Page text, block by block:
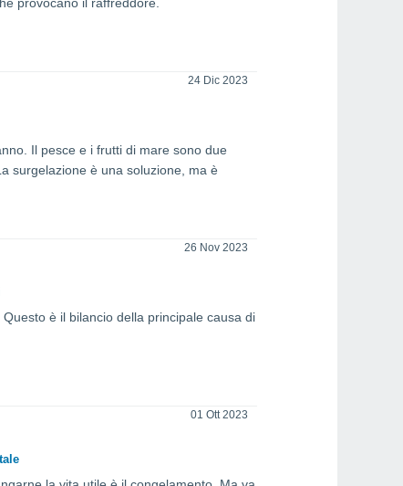
24 Dic 2023
Il pesce e i frutti di mare sono due
surgelazione è una soluzione, ma è
26 Nov 2023
è il bilancio della principale causa di
01 Ott 2023